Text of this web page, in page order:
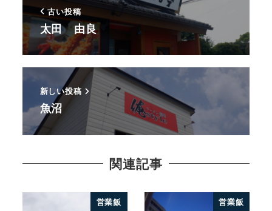
古い投稿
太田 由良
新しい投稿
魚沼
関連記事
営業飯 営業飯